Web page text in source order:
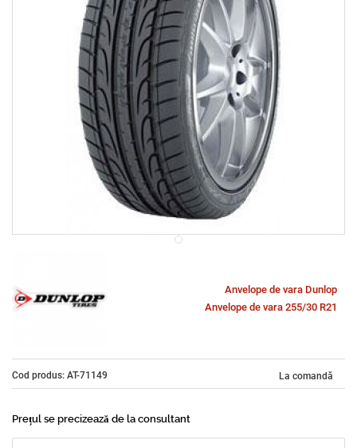
Anvelope de vara Dunlop
Anvelope de vara 255/30 R21
Cod produs: AT-71149 La comandă
Prețul se precizează de la consultant